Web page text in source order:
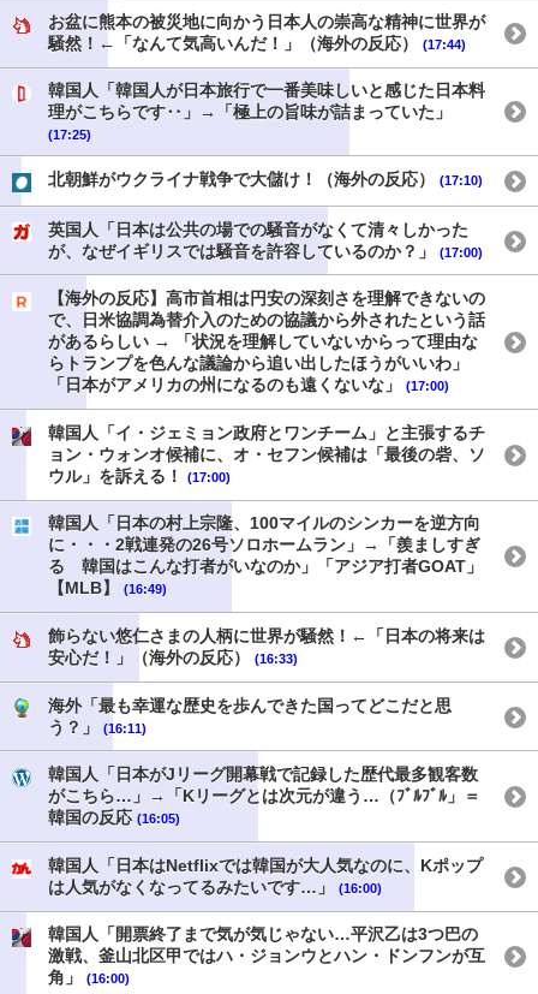
お盆に熊本の被災地に向かう日本人の崇高な精神に世界が
騒然！←「なんて気高いんだ！」（海外の反応）
(17:44)
韓国人「韓国人が日本旅行で一番美味しいと感じた日本料
理がこちらです‥」→「極上の旨味が詰まっていた」
(17:25)
北朝鮮がウクライナ戦争で大儲け！（海外の反応） (17:10)
英国人「日本は公共の場での騒音がなくて清々しかった
が、なぜイギリスでは騒音を許容しているのか？」
(17:00)
【海外の反応】高市首相は円安の深刻さを理解できないの
で、日米協調為替介入のための協議から外されたという話
があるらしい → 「状況を理解していないからって理由な
らトランプを色んな議論から追い出したほうがいいわ」
「日本がアメリカの州になるのも遠くないな」
(17:00)
韓国人「イ・ジェミョン政府とワンチーム」と主張するチ
ョン・ウォンオ候補に、オ・セフン候補は「最後の砦、ソ
ウル」を訴える！
(17:00)
韓国人「日本の村上宗隆、100マイルのシンカーを逆方向
に・・・2戦連発の26号ソロホームラン」→「羨ましすぎ
る 韓国はこんな打者がいなのか」「アジア打者GOAT」
【MLB】
(16:49)
飾らない悠仁さまの人柄に世界が騒然！←「日本の将来は
安心だ！」（海外の反応）
(16:33)
海外「最も幸運な歴史を歩んできた国ってどこだと思
う？」
(16:11)
韓国人「日本がJリーグ開幕戦で記録した歴代最多観客数
がこちら…」→「Kリーグとは次元が違う…（ﾌﾞﾙﾌﾞﾙ」＝
韓国の反応 (16:05)
韓国人「日本はNetflixでは韓国が大人気なのに、Kポップ
は人気がなくなってるみたいです…」
(16:00)
韓国人「開票終了まで気が気じゃない…平沢乙は3つ巴の
激戦、釜山北区甲ではハ・ジョンウとハン・ドンフンが互
角」
(16:00)